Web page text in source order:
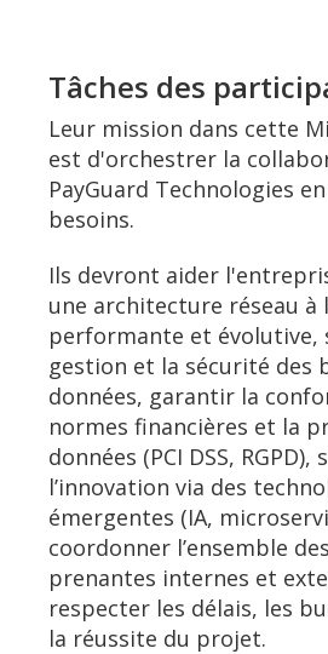
Tâches des
Leur mission dans cette
est d'orchestrer la
PayGuard Technologies
besoins.
Ils devront aider
une architecture réseau à
performante et évolutive,
gestion et la sécurité des
données, garantir la
normes financières et la
données (PCI DSS,
l’innovation via des
émergentes (IA,
coordonner l’ensemble
prenantes internes et
respecter les délais, les
la réussite du projet.